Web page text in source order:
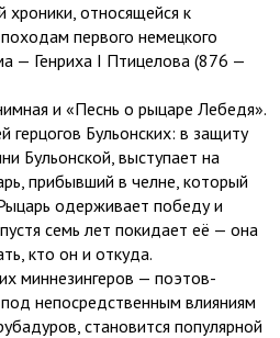
хроники, относящейся к
первого немецкого
— Генриха I Птицелова (876 —
и «Песнь о рыцаре Лебедя».
герцогов Бульонских: в защиту
Бульонской, выступает на
прибывший в челне, который
одерживает победу и
семь лет покидает её — она
кто он и откуда.
миннезингеров — поэтов-
непосредственным влияниям
становится популярной